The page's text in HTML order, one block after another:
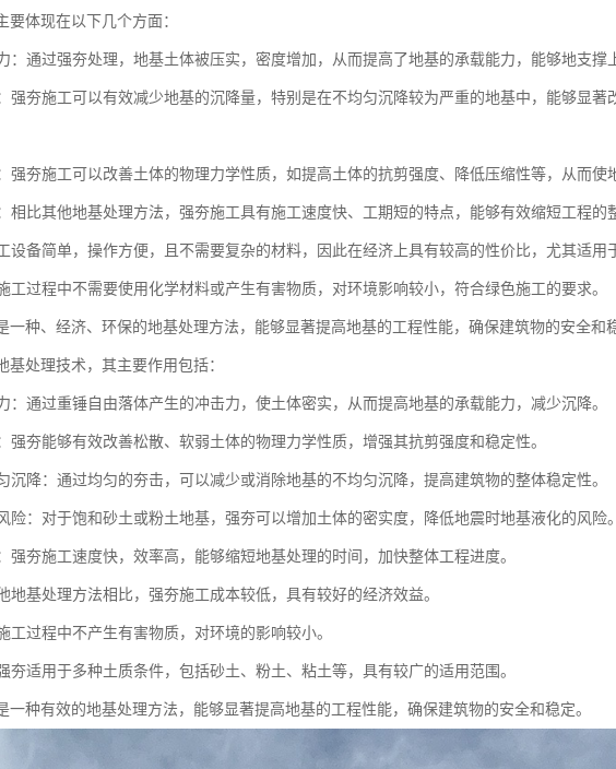
要体现在以下几个方面：
：通过强夯处理，地基土体被压实，密度增加，从而提高了地基的承载能力，能够地支撑
强夯施工可以有效减少地基的沉降量，特别是在不均匀沉降较为严重的地基中，能够显著
强夯施工可以改善土体的物理力学性质，如提高土体的抗剪强度、降低压缩性等，从而使
相比其他地基处理方法，强夯施工具有施工速度快、工期短的特点，能够有效缩短工程的
设备简单，操作方便，且不需要复杂的材料，因此在经济上具有较高的性价比，尤其适用
工过程中不需要使用化学材料或产生有害物质，对环境影响较小，符合绿色施工的要求。
一种、经济、环保的地基处理方法，能够显著提高地基的工程性能，确保建筑物的安全和
基处理技术，其主要作用包括：
：通过重锤自由落体产生的冲击力，使土体密实，从而提高地基的承载能力，减少沉降。
强夯能够有效改善松散、软弱土体的物理力学性质，增强其抗剪强度和稳定性。
沉降：通过均匀的夯击，可以减少或消除地基的不均匀沉降，提高建筑物的整体稳定性。
险：对于饱和砂土或粉土地基，强夯可以增加土体的密实度，降低地震时地基液化的风险。
强夯施工速度快，效率高，能够缩短地基处理的时间，加快整体工程进度。
地基处理方法相比，强夯施工成本较低，具有较好的经济效益。
工过程中不产生有害物质，对环境的影响较小。
夯适用于多种土质条件，包括砂土、粉土、粘土等，具有较广的适用范围。
一种有效的地基处理方法，能够显著提高地基的工程性能，确保建筑物的安全和稳定。